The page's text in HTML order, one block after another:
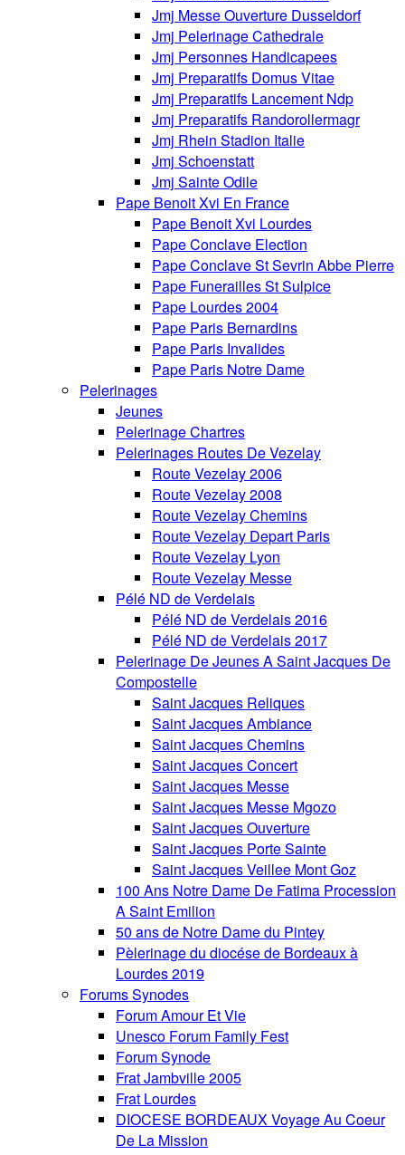
Jmj Messe Ouverture Dusseldorf
Jmj Pelerinage Cathedrale
Jmj Personnes Handicapees
Jmj Preparatifs Domus Vitae
Jmj Preparatifs Lancement Ndp
Jmj Preparatifs Randorollermagr
Jmj Rhein Stadion Italie
Jmj Schoenstatt
Jmj Sainte Odile
Pape Benoit Xvi En France
Pape Benoit Xvi Lourdes
Pape Conclave Election
Pape Conclave St Sevrin Abbe Pierre
Pape Funerailles St Sulpice
Pape Lourdes 2004
Pape Paris Bernardins
Pape Paris Invalides
Pape Paris Notre Dame
Pelerinages
Jeunes
Pelerinage Chartres
Pelerinages Routes De Vezelay
Route Vezelay 2006
Route Vezelay 2008
Route Vezelay Chemins
Route Vezelay Depart Paris
Route Vezelay Lyon
Route Vezelay Messe
Pélé ND de Verdelais
Pélé ND de Verdelais 2016
Pélé ND de Verdelais 2017
Pelerinage De Jeunes A Saint Jacques De
Compostelle
Saint Jacques Reliques
Saint Jacques Ambiance
Saint Jacques Chemins
Saint Jacques Concert
Saint Jacques Messe
Saint Jacques Messe Mgozo
Saint Jacques Ouverture
Saint Jacques Porte Sainte
Saint Jacques Veillee Mont Goz
100 Ans Notre Dame De Fatima Procession
A Saint Emilion
50 ans de Notre Dame du Pintey
Pèlerinage du diocése de Bordeaux à
Lourdes 2019
Forums Synodes
Forum Amour Et Vie
Unesco Forum Family Fest
Forum Synode
Frat Jambville 2005
Frat Lourdes
DIOCESE BORDEAUX Voyage Au Coeur
De La Mission